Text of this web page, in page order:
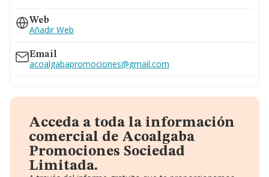
Web
Añadir Web
Email
acoalgabapromociones@gmail.com
Acceda a toda la información
comercial de Acoalgaba
Promociones Sociedad
Limitada.